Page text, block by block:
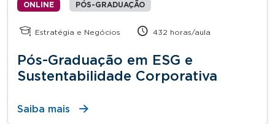
ONLINE PÓS-GRADUAÇÃO
Estratégia e Negócios 432 horas/aula
Pós-Graduação em ESG e
Sustentabilidade Corporativa
Saiba mais